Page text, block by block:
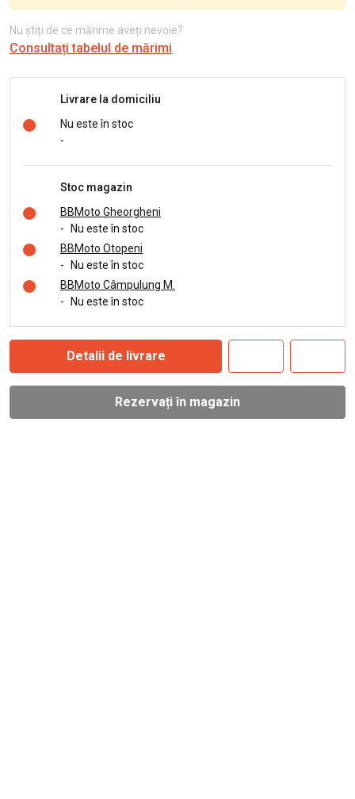
Nu știți de ce mărime aveți nevoie?
Consultați tabelul de mărimi
Livrare la domiciliu
Nu este în stoc
-
Stoc magazin
BBMoto Gheorgheni
- Nu este în stoc
BBMoto Otopeni
- Nu este în stoc
BBMoto Câmpulung M.
- Nu este în stoc
Detalii de livrare
Rezervați în magazin